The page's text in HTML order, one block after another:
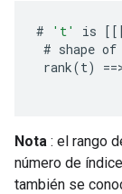
# 't' is
# shape of
rank(t) ==
Nota : el rango
número de
también se